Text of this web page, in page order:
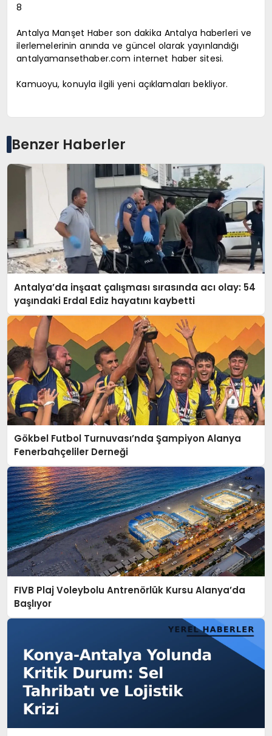
8
Antalya Manşet Haber son dakika Antalya haberleri ve
ilerlemelerinin anında ve güncel olarak yayınlandığı
antalyamansethaber.com internet haber sitesi.
Kamuoyu, konuyla ilgili yeni açıklamaları bekliyor.
Benzer Haberler
Antalya’da inşaat çalışması sırasında acı olay: 54
yaşındaki Erdal Ediz hayatını kaybetti
Gökbel Futbol Turnuvası’nda Şampiyon Alanya
Fenerbahçeliler Derneği
FIVB Plaj Voleybolu Antrenörlük Kursu Alanya’da
Başlıyor